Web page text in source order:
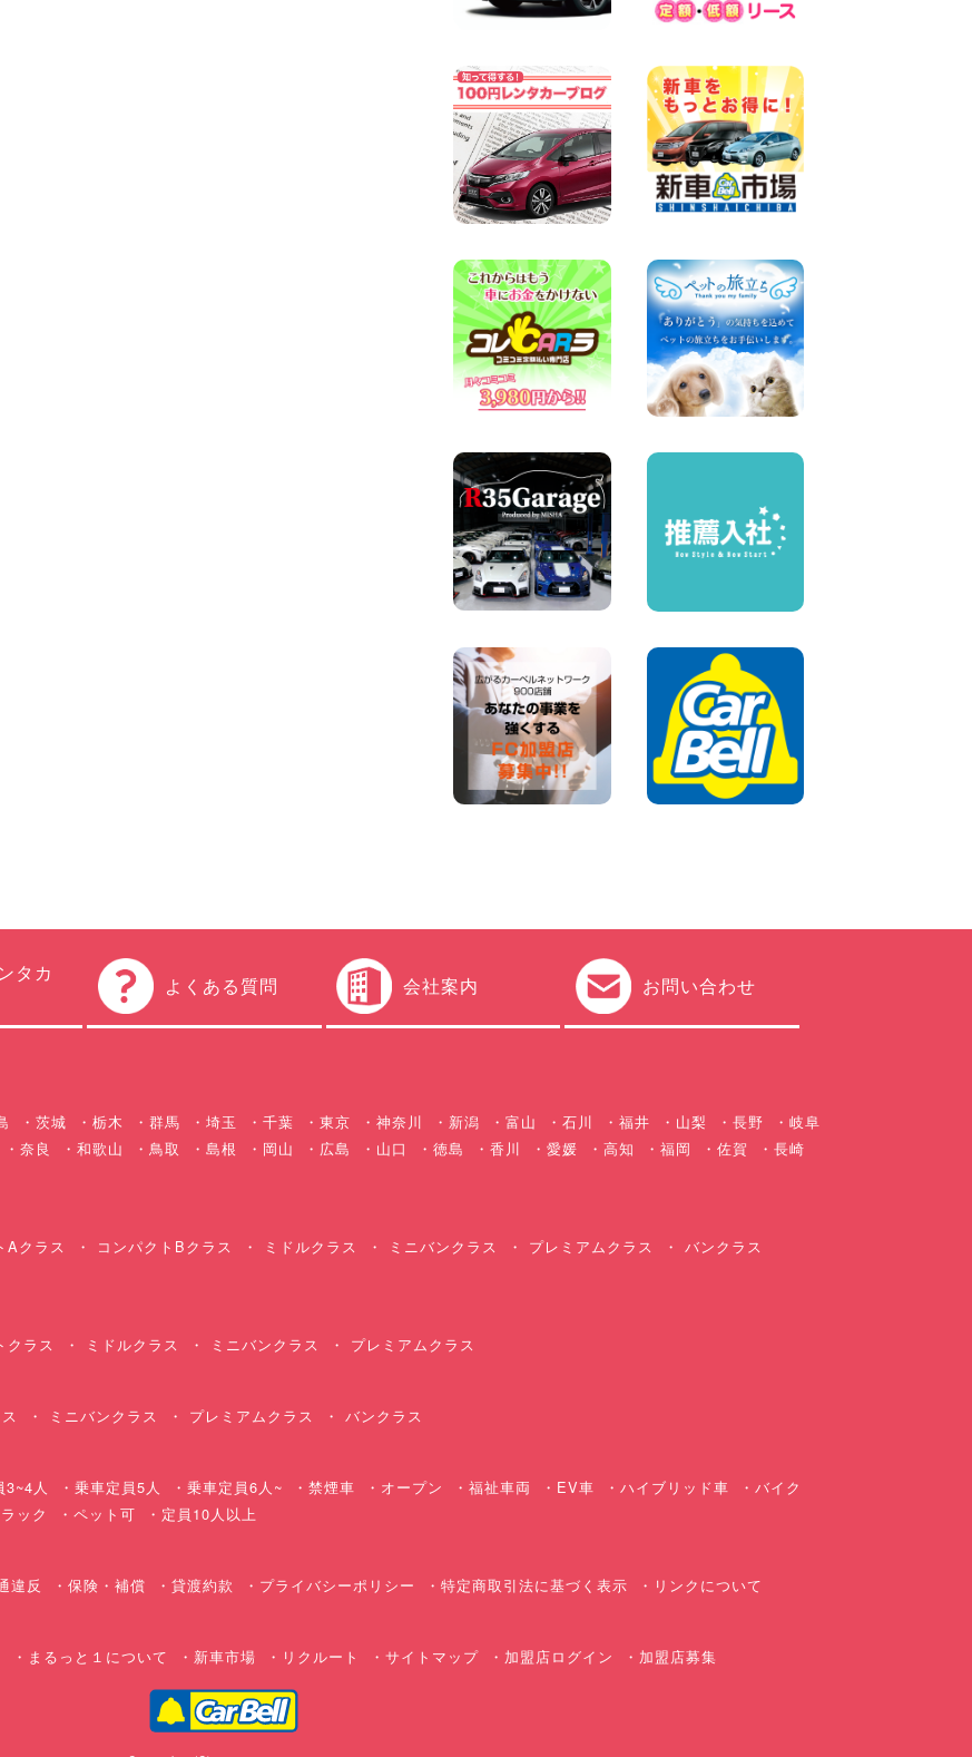
戸店
夏季休業のお知らせ☆ 大阪府
寝屋川太間東町店
100円レンタカー 寝屋川太間東町
2026年08月04日
人気のスペイドワゴン ライト
ブルーで登場です! 東京都 羽
田空港店
【カーシェアのレンタカーが
2台になりました!】 岐阜県 各
務原那加店
100円レンタカー 各務原那加
2026年08月04日
お盆のご予定はお決まりです
か?佐渡でレンタカー借りる
なら100円レンタカー! 新潟県
100円レンタカー 両津
2026年08月04日
お引越しに便利で最適!(禁煙
車両) 香川県 坂出川津店
100円レンタカー 坂出川津
2026年08月04日
8月 お盆休みのお知らせ 広島
県 ベイシティ宇品店
ちょっとそこまで。もっと気
軽に 埼玉県 西武秩父駅前店
100円レンタカー 西武秩父駅前
2026年08月03日
加古川店のレンタル車リス
ト!!! 兵庫県 加古川店
100円レンタカー 加古川
2026年08月03日
2026年08月03日
★五所川原の夏を100円レン
タカーで満喫しよう!★ 青森
県 五所川原店
2026年08月01日
100円レンタカー 広島北
2026年08月01日
タカ
よくある質問 会社案内 お問い合わせ
茨城 栃木 群馬 埼玉 千葉 東京 神奈川 新潟 富山 石川 福井 山梨 長野
岐阜
奈良 和歌山 鳥取 島根 岡山 広島 山口 徳島 香川 愛媛 高知 福岡 佐賀
長崎
Aクラス コンパクトBクラス ミドルクラス ミニバンクラス プレミアムクラス
バンクラス
クラス ミドルクラス ミニバンクラス プレミアムクラス
ミニバンクラス プレミアムクラス バンクラス
3~4人 乗車定員5人 乗車定員6人~ 禁煙車 オープン 福祉車両 EV車 ハイブリッド車
バイク
ック ペット可 定員10人以上
違反 保険・補償 貸渡約款 プライバシーポリシー 特定商取引法に基づく表示 リンクについて
まるっと１について 新車市場 リクルート サイトマップ 加盟店ログイン 加盟店募集